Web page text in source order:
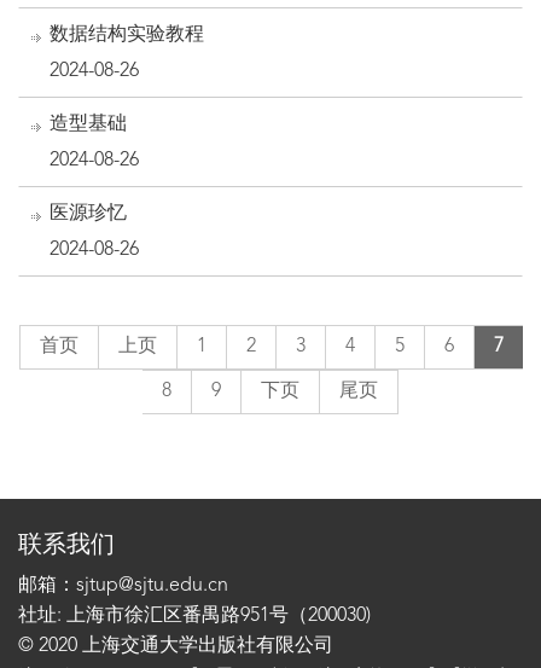
数据结构实验教程
2024-08-26
造型基础
2024-08-26
医源珍忆
2024-08-26
首页 上页 1 2 3 4 5 6 7
8 9 下页 尾页
联系我们
邮箱：sjtup@sjtu.edu.cn
社址: 上海市徐汇区番禺路951号（200030)
© 2020 上海交通大学出版社有限公司